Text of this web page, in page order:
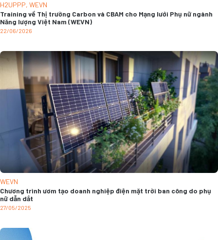
H2UPPP, WEVN
Training về Thị trường Carbon và CBAM cho Mạng lưới Phụ nữ ngành
Năng lượng Việt Nam (WEVN)
22/06/2026
WEVN
Chương trình ươm tạo doanh nghiệp điện mặt trời ban công do phụ
nữ dẫn dắt
27/05/2025